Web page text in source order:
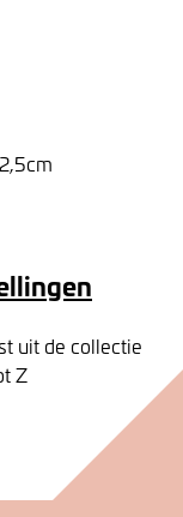
uit de collectie
Z